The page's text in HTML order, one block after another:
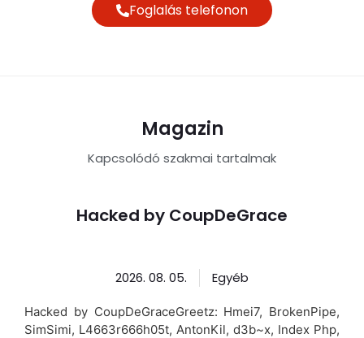
Foglalás telefonon
Magazin
Kapcsolódó szakmai tartalmak
Hacked by CoupDeGrace
2026. 08. 05. Egyéb
Hacked by CoupDeGraceGreetz: Hmei7, BrokenPipe,
SimSimi, L4663r666h05t, AntonKil, d3b~x, Index Php,